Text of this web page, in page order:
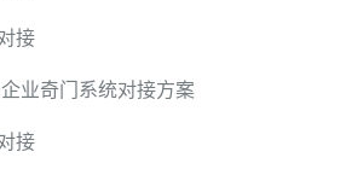
接
业奇门系统对接方案
接